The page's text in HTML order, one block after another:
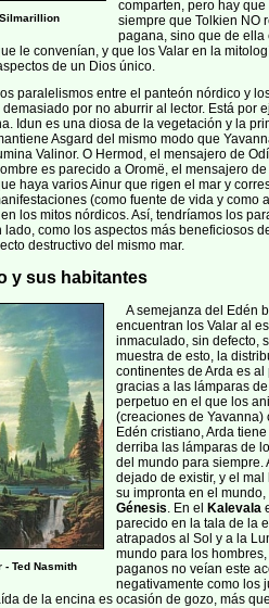
comparten, pero hay
siempre que Tolkien NO
pagana, sino que de
le convenían, y que los Valar en la
de un Dios único.
paralelismos entre el panteón nórdico y
por no aburrir al lector. Está por
Idun es una diosa de la vegetación y la
Asgard del mismo modo que
Valinor. O Hermod, el mensajero de
es parecido a Oromë, el mensajero
haya varios Ainur que rigen el mar y
(como fuente de vida y como
los mitos nórdicos. Así, tendríamos los
lado, como los aspectos más beneficiosos
destructivo del mismo mar.
y sus habitantes
- Ted Nasmith
A semejanza del Edén
encuentran los Valar al
inmaculado, sin defecto,
muestra de esto, la
continentes de Arda es
gracias a las lámparas
perpetuo en el que los
(creaciones de Yavanna)
Edén cristiano, Arda
derriba las lámparas de
del mundo para siempre.
dejado de existir, y el
su impronta en el
Génesis. En el Kalevala
parecido en la tala de la
atrapados al Sol y a la
mundo para los
paganos no veían este
negativamente como los
de la encina es ocasión de gozo, más